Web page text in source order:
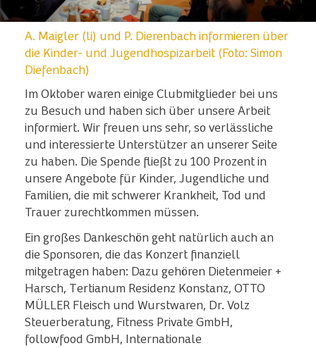
A. Maigler (li) und P. Dierenbach informieren über
die Kinder- und Jugendhospizarbeit (Foto: Simon
Diefenbach)
Im Oktober waren einige Clubmitglieder bei uns
zu Besuch und haben sich über unsere Arbeit
informiert. Wir freuen uns sehr, so verlässliche
und interessierte Unterstützer an unserer Seite
zu haben. Die Spende fließt zu 100 Prozent in
unsere Angebote für Kinder, Jugendliche und
Familien, die mit schwerer Krankheit, Tod und
Trauer zurechtkommen müssen.
Ein großes Dankeschön geht natürlich auch an
die Sponsoren, die das Konzert finanziell
mitgetragen haben: Dazu gehören Dietenmeier +
Harsch, Tertianum Residenz Konstanz, OTTO
MÜLLER Fleisch und Wurstwaren, Dr. Volz
Steuerberatung, Fitness Private GmbH,
followfood GmbH, Internationale